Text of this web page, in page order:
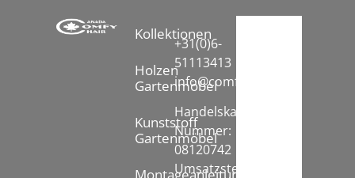
Kollektionen
Holzen
Gartenmöbel
Kunststoff
Gartenmöbel
Montageanleitung
+31(0)6-
51113413
info@comfychair.nl
Handelskammer
Nummer:
08120742
Umsatzsteuer-